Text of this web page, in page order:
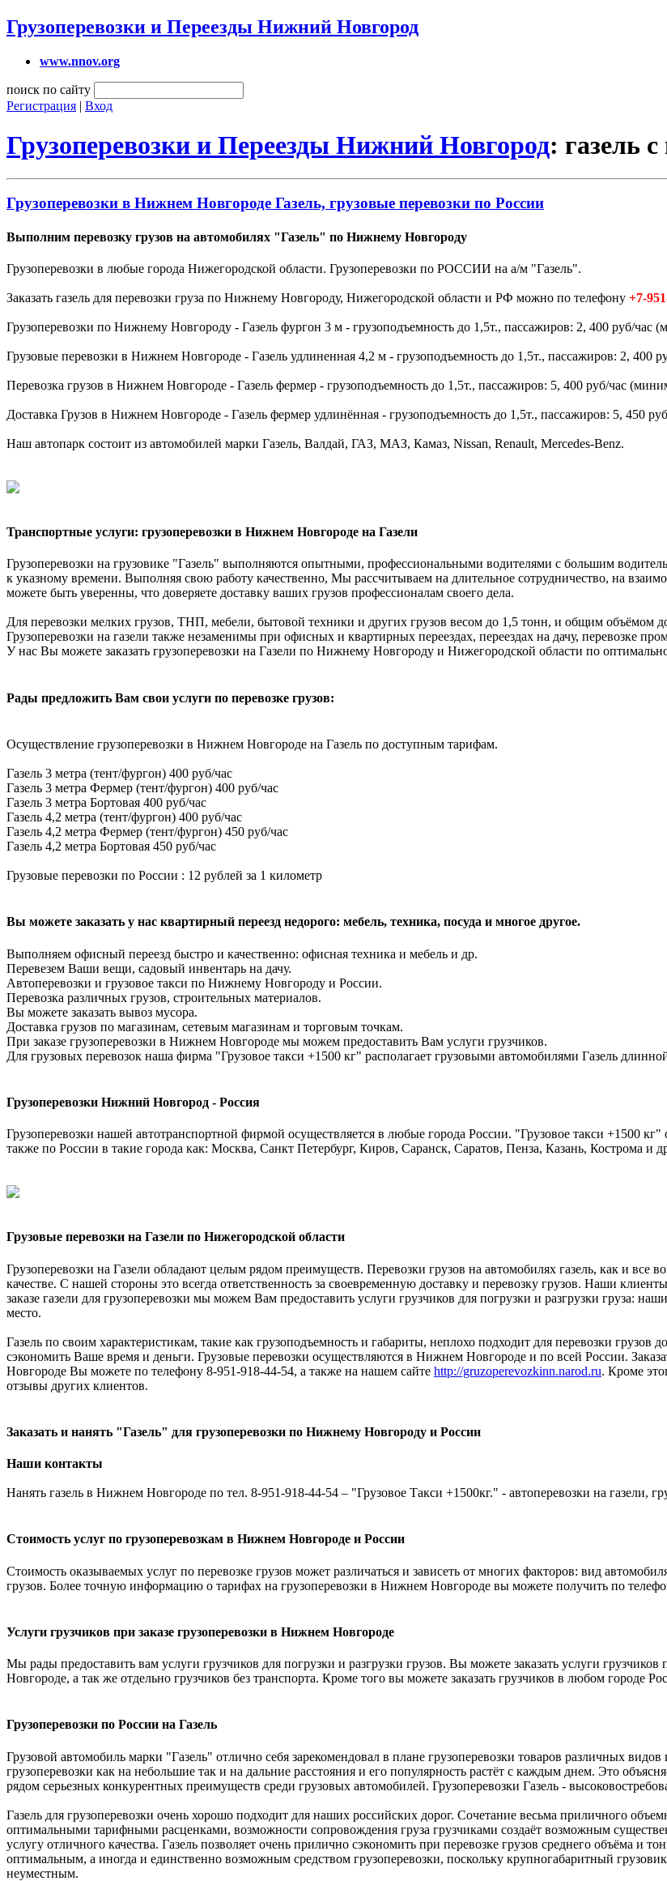
Грузоперевозки и Переезды Нижний Новгород
www.nnov.org
поиск по сайту
Регистрация | Вход
Грузоперевозки и Переезды Нижний Новгород: газель
Грузоперевозки в Нижнем Новгороде Газель, грузовые перевозки по России
Выполним перевозку грузов на автомобилях "Газель" по Нижнему Новгороду
Грузоперевозки в любые города Нижегородской области. Грузоперевозки по РОССИИ на а/м "Газель".
Заказать газель для перевозки груза по Нижнему Новгороду, Нижегородской области и РФ можно по телефону +7-
Грузоперевозки по Нижнему Новгороду - Газель фургон 3 м - грузоподъемность до 1,5т., пассажиров: 2, 400 руб/час
Грузовые перевозки в Нижнем Новгороде - Газель удлиненная 4,2 м - грузоподъемность до 1,5т., пассажиров: 2, 400
Перевозка грузов в Нижнем Новгороде - Газель фермер - грузоподъемность до 1,5т., пассажиров: 5, 400 руб/час
Доставка Грузов в Нижнем Новгороде - Газель фермер удлинённая - грузоподъемность до 1,5т., пассажиров: 5, 450
Наш автопарк состоит из автомобилей марки Газель, Валдай, ГАЗ, МАЗ, Камаз, Nissan, Renault, Mercedes-Benz.
Транспортные услуги: грузоперевозки в Нижнем Новгороде на Газели
Грузоперевозки на грузовике "Газель" выполняются опытными, профессиональными водителями с большим
к указному времени. Выполняя свою работу качественно, Мы рассчитываем на длительное сотрудничество, на
можете быть уверенны, что доверяете доставку ваших грузов профессионалам своего дела.
Для перевозки мелких грузов, ТНП, мебели, бытовой техники и других грузов весом до 1,5 тонн, и общим объёмом
Грузоперевозки на газели также незаменимы при офисных и квартирных переездах, переездах на дачу, перевозке
У нас Вы можете заказать грузоперевозки на Газели по Нижнему Новгороду и Нижегородской области по
Рады предложить Вам свои услуги по перевозке грузов:
Осуществление грузоперевозки в Нижнем Новгороде на Газель по доступным тарифам.
Газель 3 метра (тент/фургон) 400 руб/час
Газель 3 метра Фермер (тент/фургон) 400 руб/час
Газель 3 метра Бортовая 400 руб/час
Газель 4,2 метра (тент/фургон) 400 руб/час
Газель 4,2 метра Фермер (тент/фургон) 450 руб/час
Газель 4,2 метра Бортовая 450 руб/час
Грузовые перевозки по России : 12 рублей за 1 километр
Вы можете заказать у нас квартирный переезд недорого: мебель, техника, посуда и многое другое.
Выполняем офисный переезд быстро и качественно: офисная техника и мебель и др.
Перевезем Ваши вещи, садовый инвентарь на дачу.
Автоперевозки и грузовое такси по Нижнему Новгороду и России.
Перевозка различных грузов, строительных материалов.
Вы можете заказать вывоз мусора.
Доставка грузов по магазинам, сетевым магазинам и торговым точкам.
При заказе грузоперевозки в Нижнем Новгороде мы можем предоставить Вам услуги грузчиков.
Для грузовых перевозок наша фирма "Грузовое такси +1500 кг" располагает грузовыми автомобилями Газель
Грузоперевозки Нижний Новгород - Россия
Грузоперевозки нашей автотранспортной фирмой осуществляется в любые города России. "Грузовое такси +1500
также по России в такие города как: Москва, Санкт Петербург, Киров, Саранск, Саратов, Пенза, Казань, Кострома и
Грузовые перевозки на Газели по Нижегородской области
Грузоперевозки на Газели обладают целым рядом преимуществ. Перевозки грузов на автомобилях газель, как и все
качестве. С нашей стороны это всегда ответственность за своевременную доставку и перевозку грузов. Наши
заказе газели для грузоперевозки мы можем Вам предоставить услуги грузчиков для погрузки и разгрузки груза:
место.
Газель по своим характеристикам, такие как грузоподъемность и габариты, неплохо подходит для перевозки грузов
сэкономить Ваше время и деньги. Грузовые перевозки осуществляются в Нижнем Новгороде и по всей России.
Новгороде Вы можете по телефону 8-951-918-44-54, а также на нашем сайте http://gruzoperevozkinn.narod.ru. Кроме
отзывы других клиентов.
Заказать и нанять "Газель" для грузоперевозки по Нижнему Новгороду и России
Наши контакты
Нанять газель в Нижнем Новгороде по тел. 8-951-918-44-54 – "Грузовое Такси +1500кг." - автоперевозки на газели,
Стоимость услуг по грузоперевозкам в Нижнем Новгороде и России
Стоимость оказываемых услуг по перевозке грузов может различаться и зависеть от многих факторов: вид
грузов. Более точную информацию о тарифах на грузоперевозки в Нижнем Новгороде вы можете получить по
Услуги грузчиков при заказе грузоперевозки в Нижнем Новгороде
Мы рады предоставить вам услуги грузчиков для погрузки и разгрузки грузов. Вы можете заказать услуги
Новгороде, а так же отдельно грузчиков без транспорта. Кроме того вы можете заказать грузчиков в любом городе
Грузоперевозки по России на Газель
Грузовой автомобиль марки "Газель" отлично себя зарекомендовал в плане грузоперевозки товаров различных
грузоперевозки как на небольшие так и на дальние расстояния и его популярность растёт с каждым днем. Это
рядом серьезных конкурентных преимуществ среди грузовых автомобилей. Грузоперевозки Газель -
Газель для грузоперевозки очень хорошо подходит для наших российских дорог. Сочетание весьма приличного
оптимальными тарифными расценками, возможности сопровождения груза грузчиками создаёт возможным
услугу отличного качества. Газель позволяет очень прилично сэкономить при перевозке грузов среднего объёма и
оптимальным, а иногда и единственно возможным средством грузоперевозки, поскольку крупногабаритный
неуместным.